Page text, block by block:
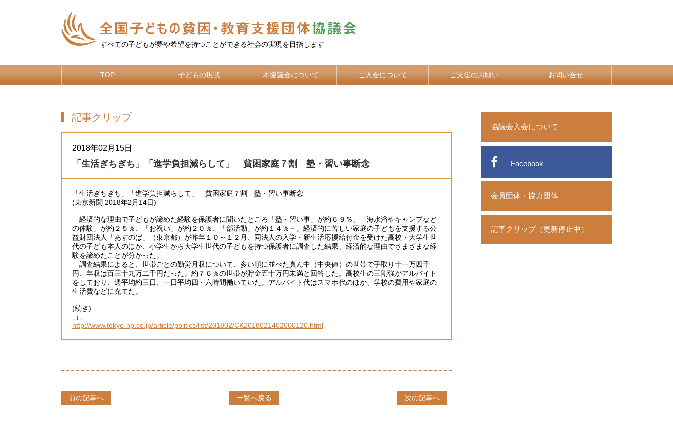
すべての子どもが夢や希望を持つことができる社会の実現を目指します
TOP 子どもの現状 本協議会について ご入会について ご支援のお願い お問い合せ
記事クリップ
2018年02月15日
「生活ぎちぎち」「進学負担減らして」 貧困家庭７割 塾・習い事断念
「生活ぎちぎち」「進学負担減らして」 貧困家庭７割 塾・習い事断念
(東京新聞 2018年2月14日)
経済的な理由で子どもが諦めた経験を保護者に聞いたところ「塾・習い事」が約６９％、「海水浴やキャンプなど
の体験」が約２５％、「お祝い」が約２０％、「部活動」が約１４％－。経済的に苦しい家庭の子どもを支援する公
益財団法人「あすのば」（東京都）が昨年１０～１２月、同法人の入学・新生活応援給付金を受けた高校・大学生世
代の子ども本人のほか、小学生から大学生世代の子どもを持つ保護者に調査した結果、経済的な理由でさまざまな経
験を諦めたことが分かった。
調査結果によると、世帯ごとの勤労月収について、多い順に並べた真ん中（中央値）の世帯で手取り十一万四千
円、年収は百三十九万二千円だった。約７６％の世帯が貯金五十万円未満と回答した。高校生の三割強がアルバイト
をしており、週平均約三日、一日平均四・六時間働いていた。アルバイト代はスマホ代のほか、学校の費用や家庭の
生活費などに充てた。
(続き)
↓↓↓
http://www.tokyo-np.co.jp/article/politics/list/201802/CK2018021402000120.html
前の記事へ 一覧へ戻る 次の記事へ
協議会入会について
Facebook
会員団体・協力団体
記事クリップ（更新停止中）